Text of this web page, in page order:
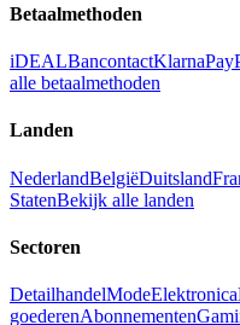
Betaalmethoden
iDEALBancontactKlarna
alle betaalmethoden
Landen
NederlandBelgiëDuitsland
StatenBekijk alle landen
Sectoren
DetailhandelModeElektronica
goederenAbonnementen